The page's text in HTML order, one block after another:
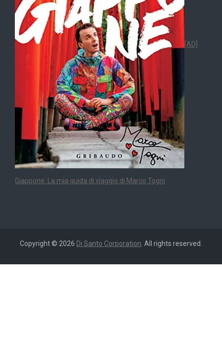
[AD]
Giappone. La mia guida di viaggio di Marco Togni
Copyright © 2026 Di Santo Corporation. All rights reserved.